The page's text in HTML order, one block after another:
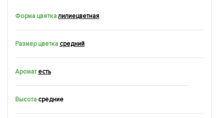
Форма цветкалилиецветная
Размер цветка средний
Аромат есть
Высота средние